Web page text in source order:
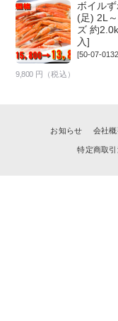
ボイル
(足) 2L
ズ 約
入]
[50-07-
9,800 円（税込）
お知らせ 会社
特定商取